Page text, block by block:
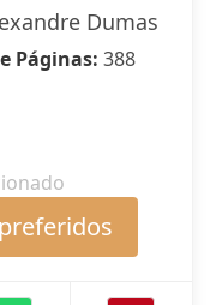
Dumas
Páginas: 388